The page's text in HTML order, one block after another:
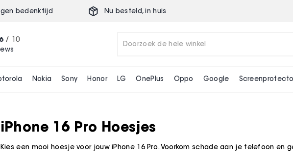
bedenktijd Nu besteld,in huis
/ 10
Nokia Sony Honor LG OnePlus Oppo Google
iPhone 16 Pro Hoesjes
Kies een mooi hoesje voor jouw iPhone 16 Pro. Voorkom schade aan je telefoon en